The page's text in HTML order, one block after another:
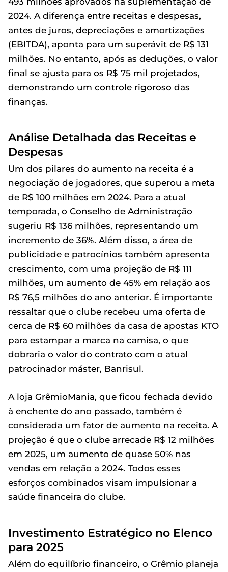
2024. A diferença entre receitas e despesas,
antes de juros, depreciações e amortizações
(EBITDA), aponta para um superávit de R$ 131
milhões. No entanto, após as deduções, o valor
final se ajusta para os R$ 75 mil projetados,
demonstrando um controle rigoroso das
finanças.
Análise Detalhada das Receitas e
Despesas
Um dos pilares do aumento na receita é a
negociação de jogadores, que superou a meta
de R$ 100 milhões em 2024. Para a atual
temporada, o Conselho de Administração
sugeriu R$ 136 milhões, representando um
incremento de 36%. Além disso, a área de
publicidade e patrocínios também apresenta
crescimento, com uma projeção de R$ 111
milhões, um aumento de 45% em relação aos
R$ 76,5 milhões do ano anterior. É importante
ressaltar que o clube recebeu uma oferta de
cerca de R$ 60 milhões da casa de apostas KTO
para estampar a marca na camisa, o que
dobraria o valor do contrato com o atual
patrocinador máster, Banrisul.
A loja GrêmioMania, que ficou fechada devido
à enchente do ano passado, também é
considerada um fator de aumento na receita. A
projeção é que o clube arrecade R$ 12 milhões
em 2025, um aumento de quase 50% nas
vendas em relação a 2024. Todos esses
esforços combinados visam impulsionar a
saúde financeira do clube.
Investimento Estratégico no Elenco
para 2025
Além do equilíbrio financeiro, o Grêmio planeja